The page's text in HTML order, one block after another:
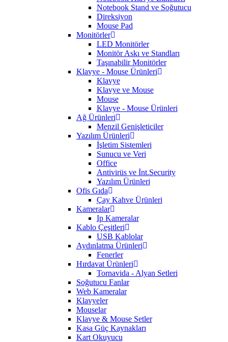
Notebook Stand ve Soğutucu
Direksiyon
Mouse Pad
Monitörler
LED Monitörler
Monitör Askı ve Standları
Taşınabilir Monitörler
Klavye - Mouse Ürünleri
Klavye
Klavye ve Mouse
Mouse
Klavye - Mouse Ürünleri
Ağ Ürünleri
Menzil Genişleticiler
Yazılım Ürünleri
İşletim Sistemleri
Sunucu ve Veri
Office
Antivirüs ve İnt.Security
Yazılım Ürünleri
Ofis Gıda
Çay Kahve Ürünleri
Kameralar
Ip Kameralar
Kablo Çeşitleri
USB Kablolar
Aydınlatma Ürünleri
Fenerler
Hırdavat Ürünleri
Tornavida - Alyan Setleri
Soğutucu Fanlar
Web Kameralar
Klavyeler
Mouselar
Klavye & Mouse Setler
Kasa Güç Kaynakları
Kart Okuyucu